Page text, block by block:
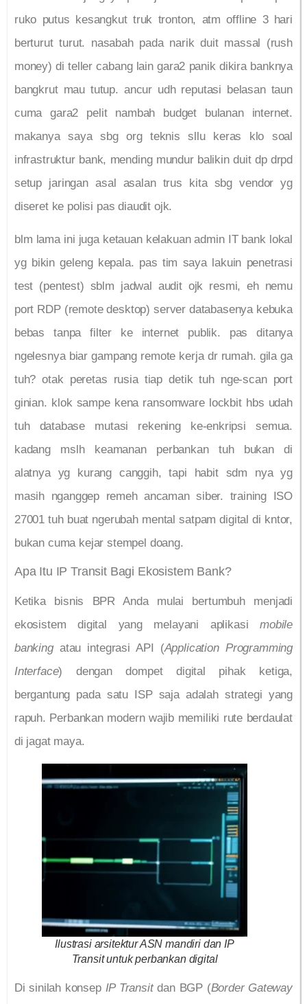
ruko putus kesangkut truk tronton, atm offline 3 hari
berturut turut. nasabah pada narik duit massal (rush
money) di teller cabang lain gara2 panik dikira banknya
bangkrut mau tutup. ancur udh reputasi belasan taun
cuma gara2 pelit nambah budget bulanan internet.
makanya saya sbg org teknis sllu keras klo soal
infrastruktur bank, mending mundur balikin duit dp drpd
setup jaringan asal asalan trus kita sbg vendor yg
diseret ke polisi pas diaudit ojk.
blm lama ini juga ketauan kelakuan admin IT bank lokal
yg bikin geleng kepala. pas tim saya lakuin penetrasi
test (pentest) sblm jadwal audit ojk resmi, eh nemu
port RDP (remote desktop) server databasenya kebuka
bebas tanpa filter ke internet publik. pas ditanya
ngelesnya biar gampang remote kerja dr rumah. gila ga
tuh? otak peretas rusia tiap detik tuh nge-scan port
ginian. klok sampe kena ransomware lockbit hbs udah
tuh database mutasi rekening ke-enkripsi semua.
kadang mslh keamanan perbankan tuh bukan di
alatnya yg kurang canggih, tapi habit sdm nya yg
masih nganggep remeh ancaman siber. training ISO
27001 tuh buat ngerubah mental satpam digital di kntor,
bukan cuma kejar stempel doang.
Apa Itu IP Transit Bagi Ekosistem Bank?
Ketika bisnis BPR Anda mulai bertumbuh menjadi
ekosistem digital yang melayani aplikasimobile
bankingatau integrasi API (Application Programming
Interface) dengan dompet digital pihak ketiga,
bergantung pada satu ISP saja adalah strategi yang
rapuh. Perbankan modern wajib memiliki rute berdaulat
di jagat maya.
Ilustrasi arsitektur ASN mandiri dan IP
Transit untuk perbankan digital
Di sinilah konsep IP Transitdan BGP (Border Gateway